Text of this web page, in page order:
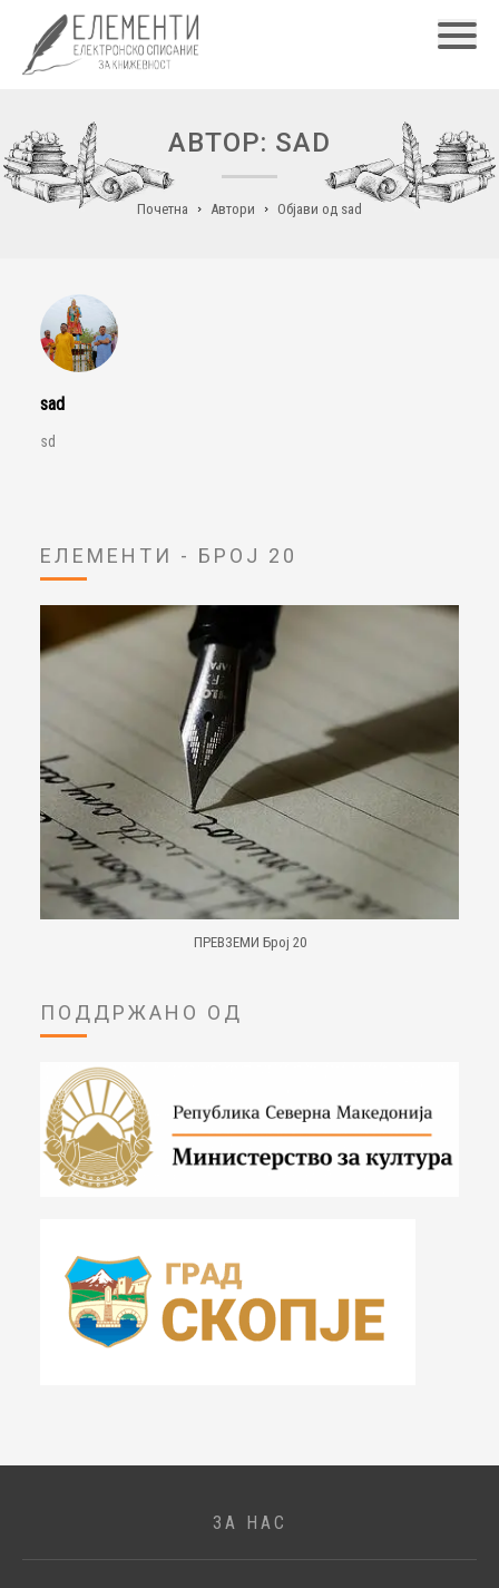
АВТОР: SAD
Почетна Автори Објави од sad
sad
sd
ЕЛЕМЕНТИ - БРОЈ 20
ПРЕВЗЕМИ Број 20
ПОДДРЖАНО ОД
ЗА НАС